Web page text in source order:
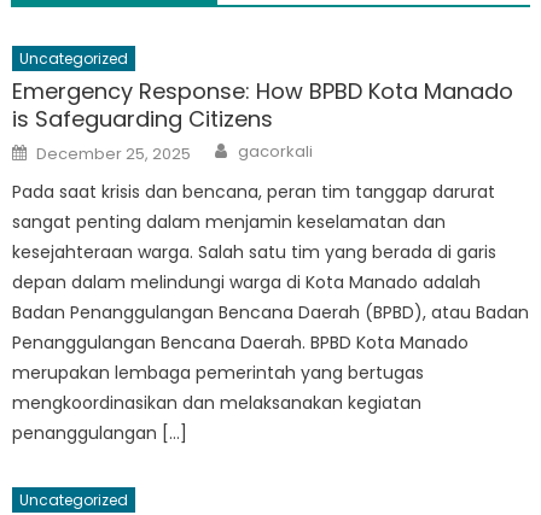
Uncategorized
Emergency Response: How BPBD Kota Manado
is Safeguarding Citizens
Posted
on
December 25, 2025 Author
gacorkali
Pada saat krisis dan bencana, peran tim tanggap darurat
sangat penting dalam menjamin keselamatan dan
kesejahteraan warga. Salah satu tim yang berada di garis
depan dalam melindungi warga di Kota Manado adalah
Badan Penanggulangan Bencana Daerah (BPBD), atau Badan
Penanggulangan Bencana Daerah. BPBD Kota Manado
merupakan lembaga pemerintah yang bertugas
mengkoordinasikan dan melaksanakan kegiatan
penanggulangan […]
Uncategorized